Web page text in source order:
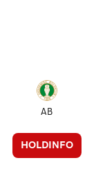
AB
HOLDINFO